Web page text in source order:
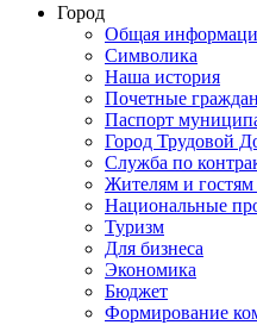
Город
Общая
Символика
Наша история
Почетные
Паспорт
Город Трудовой
Служба по
Жителям и гостям
Национальные
Туризм
Для бизнеса
Экономика
Бюджет
Формирование